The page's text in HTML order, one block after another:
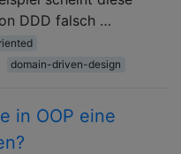
DDD falsch …
domain-driven-design
in OOP eine